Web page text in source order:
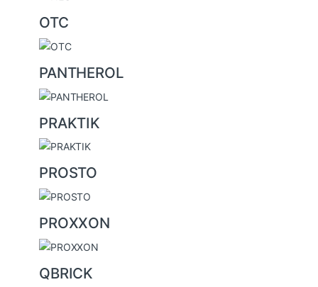
OTC
PANTHEROL
PRAKTIK
PROSTO
PROXXON
QBRICK